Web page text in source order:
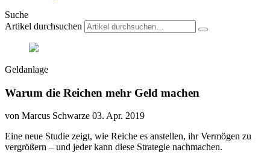
Suche
Artikel durchsuchen
Geldanlage
Warum die Reichen mehr Geld machen
von Marcus Schwarze 03. Apr. 2019
Eine neue Studie zeigt, wie Reiche es anstellen, ihr Vermögen zu
vergrößern – und jeder kann diese Strategie nachmachen.